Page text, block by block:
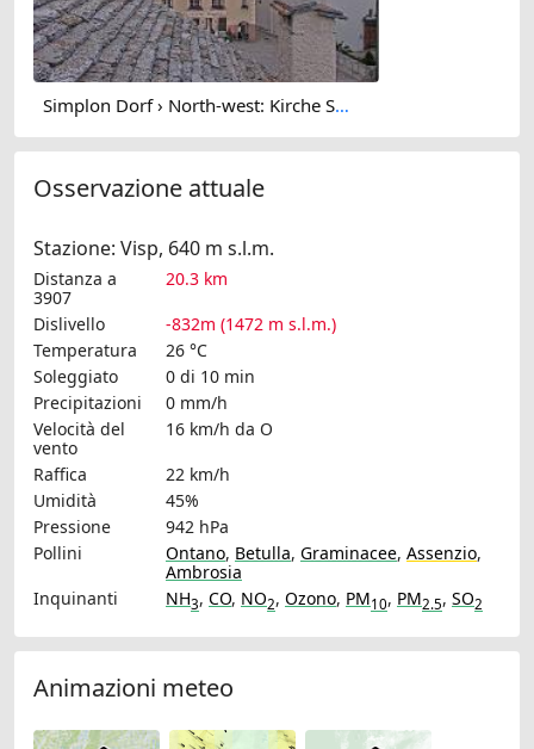
Simplon Dorf › North-west: Kirche St. Gotthard - Dorfplatz
Osservazione attuale
Stazione: Visp, 640 m s.l.m.
Distanza a
3907
20.3 km
Dislivello
-832m (1472 m s.l.m.)
Temperatura
26 °C
Soleggiato
0 di 10 min
Precipitazioni
0 mm/h
Velocità del
vento
16 km/h da O
Raffica
22 km/h
Umidità
45%
Pressione
942 hPa
Pollini
Ontano, Betulla, Graminacee, Assenzio,
Ambrosia
Inquinanti
NH3, CO, NO2, Ozono, PM10, PM2.5, SO2
Animazioni meteo